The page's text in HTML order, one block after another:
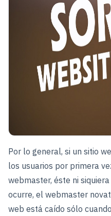
Por lo general, si un sitio
los usuarios por primera
webmaster, éste ni
ocurre, el webmaster
web está caído sólo